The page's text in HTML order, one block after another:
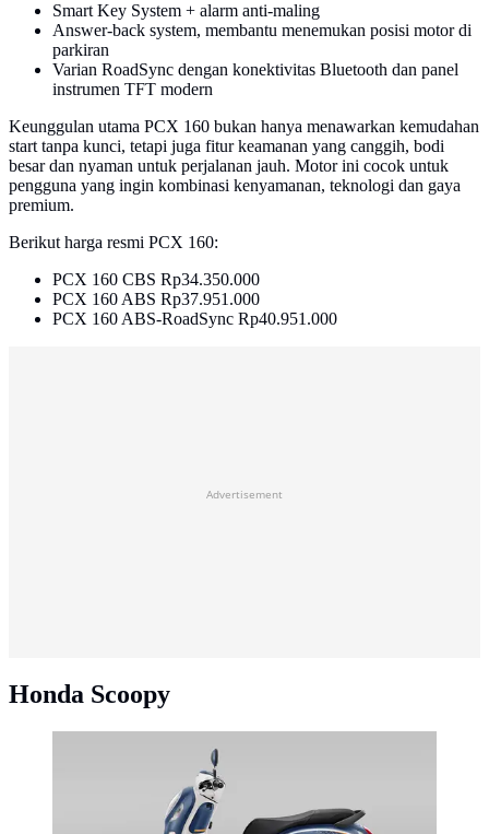
Smart Key System + alarm anti-maling
Answer-back system, membantu menemukan posisi motor di
parkiran
Varian RoadSync dengan konektivitas Bluetooth dan panel
instrumen TFT modern
Keunggulan utama PCX 160 bukan hanya menawarkan kemudahan
start tanpa kunci, tetapi juga fitur keamanan yang canggih, bodi
besar dan nyaman untuk perjalanan jauh. Motor ini cocok untuk
pengguna yang ingin kombinasi kenyamanan, teknologi dan gaya
premium.
Berikut harga resmi PCX 160:
PCX 160 CBS Rp34.350.000
PCX 160 ABS Rp37.951.000
PCX 160 ABS-RoadSync Rp40.951.000
Advertisement
Honda Scoopy